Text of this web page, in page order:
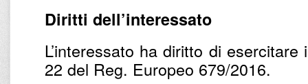
Diritti dell’interessato
L’interessato ha diritto di
22 del Reg. Europeo 679/2016.